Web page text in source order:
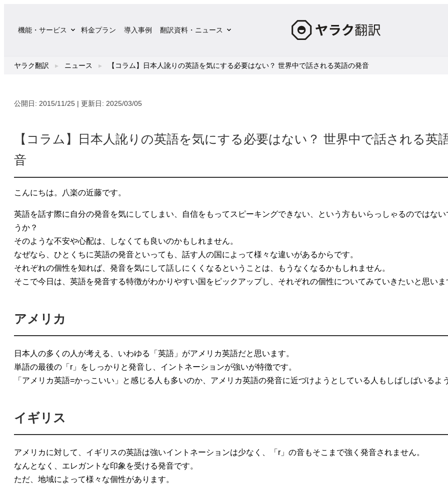
ヤ
翻
端
の
訳・
翻
訳
機能・サービス 料金プラン 導入事例 翻訳資料・ニュース
ヤラク翻訳 ▸ ニュース ▸ 【コラム】日本人訛りの英語を気にする必要はない？ 世界中で話される英語の発音
公開日: 2015/11/25 | 更新日: 2025/03/05
【コラム】日本人訛りの英語を気にする必要はない？ 世界中で話される英
音
こんにちは。八楽の近藤です。
英語を話す際に自分の発音を気にしてしまい、自信をもってスピーキングできない、という方もいらっしゃるのではない
うか？
そのような不安や心配は、しなくても良いのかもしれません。
なぜなら、ひとくちに英語の発音といっても、話す人の国によって様々な違いがあるからです。
それぞれの個性を知れば、発音を気にして話しにくくなるということは、もうなくなるかもしれません。
そこで今日は、英語を発音する特徴がわかりやすい国をピックアップし、それぞれの個性についてみていきたいと思いま
アメリカ
日本人の多くの人が考える、いわゆる「英語」がアメリカ英語だと思います。
単語の最後の「r」をしっかりと発音し、イントネーションが強いが特徴です。
「アメリカ英語=かっこいい」と感じる人も多いのか、アメリカ英語の発音に近づけようとしている人もしばしばいるよ
イギリス
アメリカに対して、イギリスの英語は強いイントネーションは少なく、「r」の音もそこまで強く発音されません。
なんとなく、エレガントな印象を受ける発音です。
ただ、地域によって様々な個性があります。